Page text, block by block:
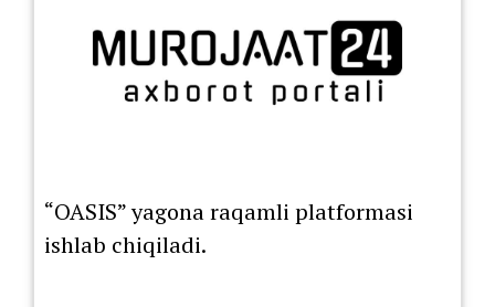
“OASIS” yagona raqamli platformasi
ishlab chiqiladi.